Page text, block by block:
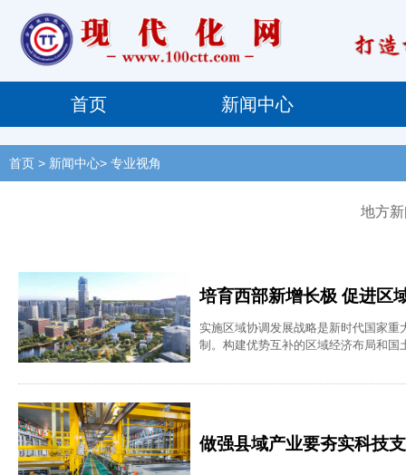
首页 新闻中心
首页 > 新闻中心> 专业视角
地方
培育西部新增长极 促进区
实施区域协调发展战略是新时代国家重
制。构建优势互补的区域经济布局和
做强县域产业要夯实科技